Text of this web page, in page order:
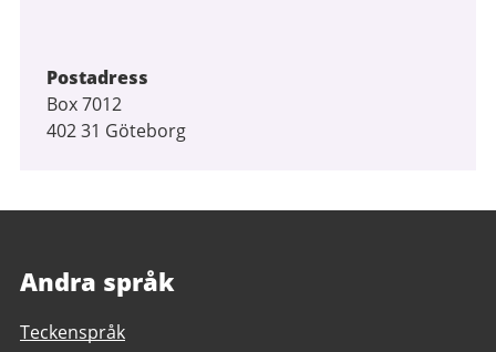
Postadress
Box 7012
402 31 Göteborg
Andra språk
Teckenspråk